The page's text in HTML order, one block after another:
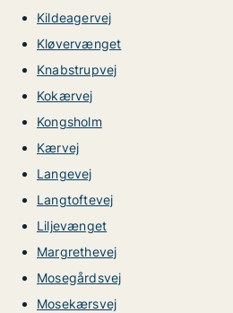
Kildeagervej
Kløvervænget
Knabstrupvej
Kokærvej
Kongsholm
Kærvej
Langevej
Langtoftevej
Liljevænget
Margrethevej
Mosegårdsvej
Mosekærsvej